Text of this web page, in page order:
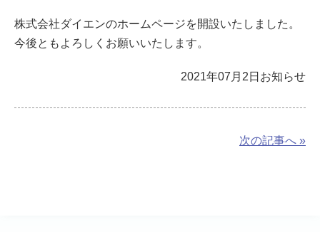
株式会社ダイエンのホームページを開設いたしました。
今後ともよろしくお願いいたします。
2021年07月2日 お知らせ
次の記事へ »